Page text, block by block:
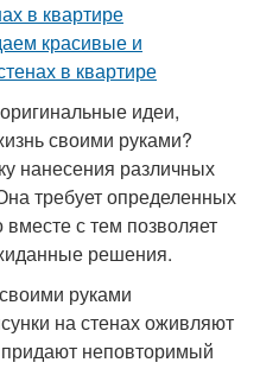
идеи,
своими руками?
нанесения различных
требует определенных
с тем позволяет
решения.
руками
на стенах оживляют
неповторимый